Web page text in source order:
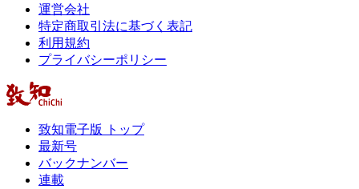
運営会社
特定商取引法に基づく表記
利用規約
プライバシーポリシー
致知電子版 トップ
最新号
バックナンバー
連載